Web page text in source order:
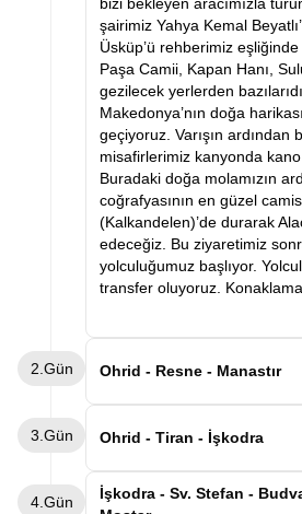
şairimiz Yahya Kemal
Üsküp’ü rehberimiz
Paşa Camii, Kapan Hanı,
gezilecek yerlerden
Makedonya’nın doğa
geçiyoruz. Varışın ardından
misafirlerimiz kanyonda
Buradaki doğa molamızın
coğrafyasının en güzel
(Kalkandelen)’de durarak
edeceğiz. Bu ziyaretimiz
yolculuğumuz başlıyor.
transfer oluyoruz.
2.Gün Ohrid - Resne - Manastır
durağımız olan Resne’ye
edeceğiz. Ardından
3.Gün Ohrid - Tiran - İşkodra
Sabah kahvaltının ardından
Arnavutluk’un başkenti
4.Gün
İşkodra - Sv. Stefan -